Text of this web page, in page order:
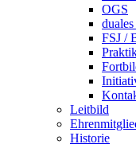
OGS
FSJ /
Leitbild
Historie